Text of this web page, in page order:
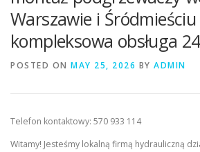
KONTAKT
Warszawie i Śródmieściu
kompleksowa obsługa
POSTED ON MAY 25, 2026 BY ADMIN
Telefon kontaktowy: 570 933 114
Witamy! Jesteśmy lokalną firmą hydrauliczną